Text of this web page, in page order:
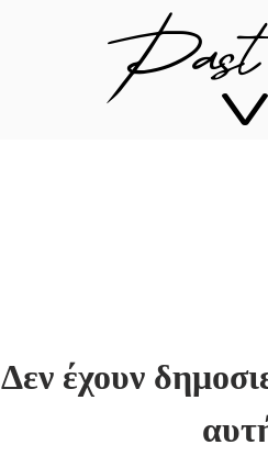
Past
Δεν έχουν